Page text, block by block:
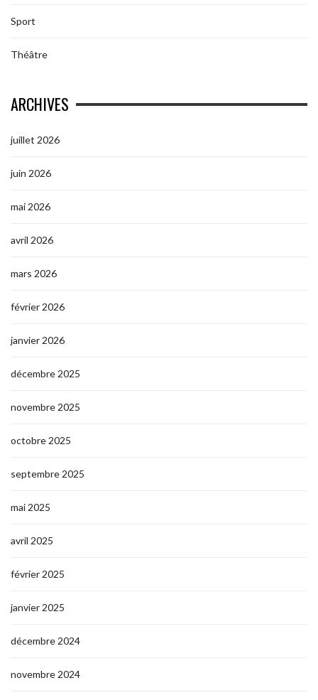
Sport
Théâtre
ARCHIVES
juillet 2026
juin 2026
mai 2026
avril 2026
mars 2026
février 2026
janvier 2026
décembre 2025
novembre 2025
octobre 2025
septembre 2025
mai 2025
avril 2025
février 2025
janvier 2025
décembre 2024
novembre 2024